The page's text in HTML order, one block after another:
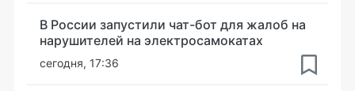
В России запустили чат-бот для жалоб на
нарушителей на электросамокатах
сегодня, 17:36